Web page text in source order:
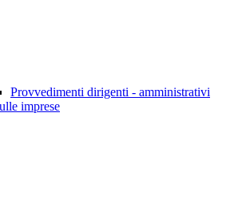
Provvedimenti dirigenti - amministrativi
imprese